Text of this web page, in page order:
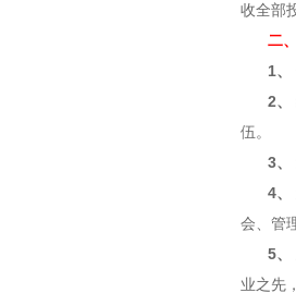
收全部
二
1、
2、
伍。
3、
4、
会、管
5、
业之先